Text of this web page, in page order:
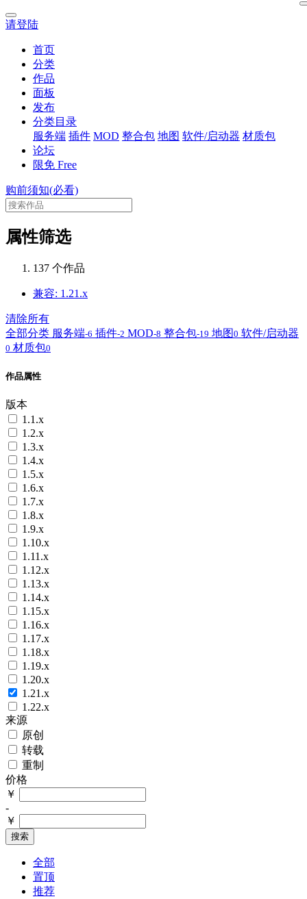
请登陆
首页
分类
作品
面板
发布
分类目录
服务端 插件 MOD 整合包 地图 软件/启动器 材质包
论坛
限免 Free
购前须知(必看)
属性筛选
137 个作品
兼容: 1.21.x
清除所有
全部分类 服务端-6 插件-2 MOD-8 整合包-19 地图0 软件/启动器
0 材质包0
作品属性
版本
1.1.x
1.2.x
1.3.x
1.4.x
1.5.x
1.6.x
1.7.x
1.8.x
1.9.x
1.10.x
1.11.x
1.12.x
1.13.x
1.14.x
1.15.x
1.16.x
1.17.x
1.18.x
1.19.x
1.20.x
1.21.x
1.22.x
来源
原创
转载
重制
价格
￥
-
￥
搜索
全部
置顶
推荐